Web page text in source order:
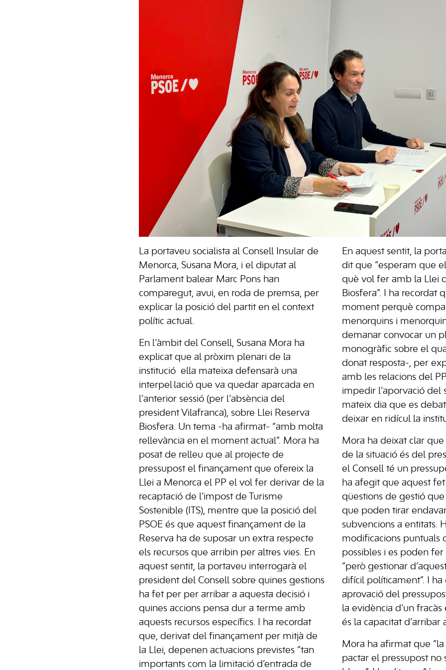
La portaveu socialista al Consell Insular de
Menorca, Susana Mora, i el diputat al
Parlament balear Marc Pons han
comparegut, avui, en roda de premsa, per
explicar la posició del partit en el context
polític actual.
En l’àmbit del Consell, Susana Mora ha
explicat que al pròxim plenari de la
institució ella mateixa defensarà una
interpel·lació que va quedar aparcada en
l’anterior sessió (per l’absència del
president Vilafranca), sobre Llei Reserva
Biosfera. Un tema -ha afirmat- “amb molta
rellevància en el moment actual”. Mora ha
posat de relleu que al projecte de
pressupost el finançament que ofereix la
Llei a Menorca el PP el vol fer derivar de la
recaptació de l’impost de Turisme
Sostenible (ITS), mentre que la posició del
PSOE és que aquest finançament de la
Reserva ha de suposar un extra respecte
els recursos que arribin per altres vies. En
aquest sentit, la portaveu interrogarà el
president del Consell sobre quines gestions
ha fet per per arribar a aquesta decisió i
quines accions pensa dur a terme amb
aquests recursos específics. I ha recordat
que, derivat del finançament per mitjà de
la Llei, depenen actuacions previstes “tan
importants com la limitació d’entrada de
En aquest sentit, la
dit que “esperam que
què vol fer amb la Llei
Biosfera”. I ha recordat
moment perquè
menorquins i
demanar convocar un
monogràfic sobre el
donat resposta-, per
amb les relacions del
impedir l’aporvació del
mateix dia que es
deixar en ridícul la
Mora ha deixat clar
de la situació és del
el Consell té un
ha afegit que aquest
qüestions de gestió
que poden tirar
subvencions a entitats.
modificacions puntuals
possibles i es poden
“però gestionar
difícil políticament”. I ha
aprovació del
la evidència d’un
és la capacitat d’arribar
Mora ha afirmat que
pactar el pressupost no